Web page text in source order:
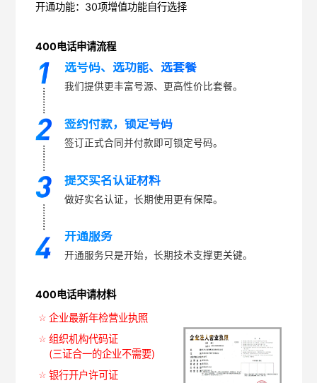
开通功能：30项增值功能自行选择
400电话申请流程
选号码、选功能、选套餐
我们提供更丰富号源、更高性价比套餐。
签约付款，锁定号码
签订正式合同并付款即可锁定号码。
提交实名认证材料
做好实名认证，长期使用更有保障。
开通服务
开通服务只是开始，长期技术支撑更关键。
400电话申请材料
企业最新年检营业执照
组织机构代码证
(三证合一的企业不需要)
银行开户许可证